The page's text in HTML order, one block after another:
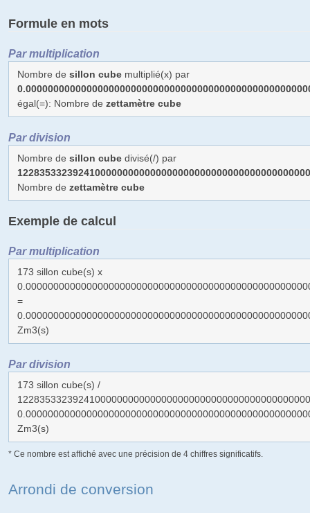
Formule en mots
Par multiplication
Nombre de sillon cubemultiplié(x) par
égal(=): Nombre de zettamètre cube
Par division
Nombre de sillon cubedivisé(/) par
Nombre de zettamètre cube
Exemple de calcul
Par multiplication
173 sillon cube(s) x
=
Zm3(s)
Par division
173 sillon cube(s) /
Zm3(s)
* Ce nombre est affiché avec une précision de 4 chiffres significatifs.
Arrondi de conversion